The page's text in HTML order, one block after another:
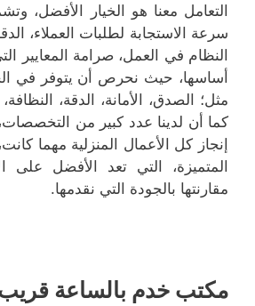
التعامل معنا هو الخيار الأفضل،
سرعة الاستجابة لطلبات العملاء،
النظام في العمل، صرامة المعايير
أساسها، حيث نحرص أن يتوفر في
مثل؛ الصدق، الأمانة، الدقة،
كما أن لدينا عدد كبير من
إنجاز كل الأعمال المنزلية مهما
المتميزة، التي تعد الأفضل على
مقارنتها بالجودة التي نقدمها.
مكتب خدم بالساعة